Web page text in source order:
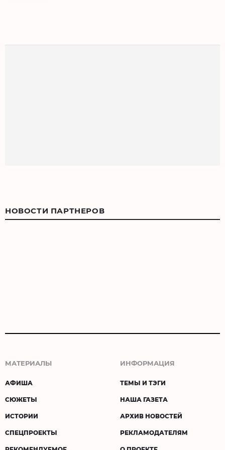
НОВОСТИ ПАРТНЕРОВ
МАТЕРИАЛЫ
АФИША
СЮЖЕТЫ
ИСТОРИИ
СПЕЦПРОЕКТЫ
ИНФОРМАЦИЯ
ТЕМЫ И ТЭГИ
НАША ГАЗЕТА
АРХИВ НОВОСТЕЙ
РЕКЛАМОДАТЕЛЯМ